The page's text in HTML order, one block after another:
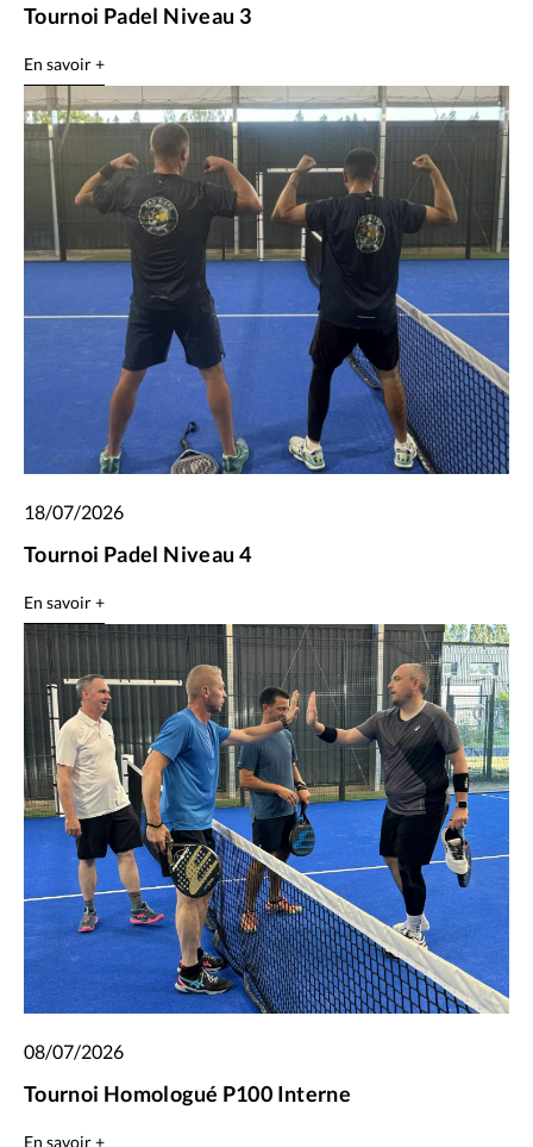
Tournoi Padel Niveau 3
En savoir +
18/07/2026
Tournoi Padel Niveau 4
En savoir +
08/07/2026
Tournoi Homologué P100 Interne
En savoir +